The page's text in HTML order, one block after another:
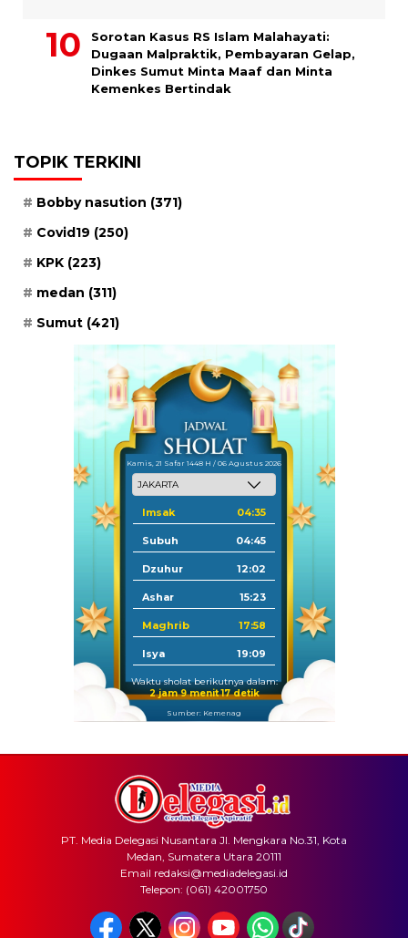
Sorotan Kasus RS Islam Malahayati:
Dugaan Malpraktik, Pembayaran Gelap,
Dinkes Sumut Minta Maaf dan Minta
Kemenkes Bertindak
TOPIK TERKINI
Bobby nasution (371)
Covid19 (250)
KPK (223)
medan (311)
Sumut (421)
Kamis, 21 Safar 1448 H / 06 Agustus 2026
Imsak 04:35
Subuh 04:45
Dzuhur 12:02
Ashar 15:23
Maghrib 17:58
Isya 19:09
Waktu sholat berikutnya dalam:
2 jam 9 menit 17 detik
Sumber: Kemenag
PT. Media Delegasi Nusantara Jl. Mengkara No.31, Kota
Medan, Sumatera Utara 20111
Email redaksi@mediadelegasi.id
Telepon: (061) 42001750